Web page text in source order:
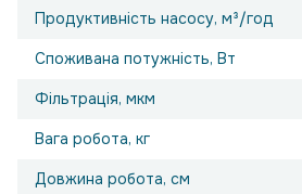
Продуктивність насосу, м³/год
Споживана потужність, Вт
Фільтрація, мкм
Вага робота, кг
Довжина робота, см